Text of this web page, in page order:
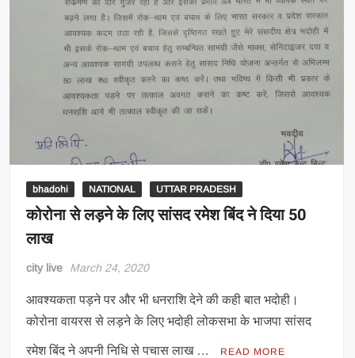
bhadohi NATIONAL UTTAR PRADESH
कोरोना से लड़ने के लिए सांसद रमेश बिंद ने दिया 50
लाख
city live March 24, 2020
आवश्यकता पड़ने पर और भी धनराशि देने की कही बात भदोही।
कोरोना वायरस से लड़ने के लिए भदोही लोकसभा के भाजपा सांसद
रमेश बिंद ने अपनी निधि से पचास लाख … READ MORE